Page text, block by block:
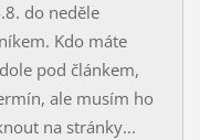
do neděle
Kdo máte
pod článkem,
ale musím ho
na stránky...